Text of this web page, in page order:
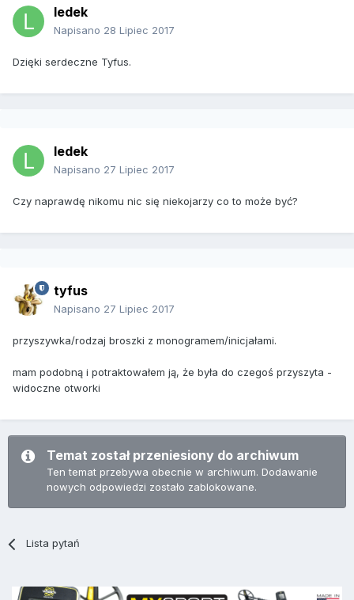
ledek
Napisano 28 Lipiec 2017
Dzięki serdeczne Tyfus.
ledek
Napisano 27 Lipiec 2017
Czy naprawdę nikomu nic się niekojarzy co to może być?
tyfus
Napisano 27 Lipiec 2017
przyszywka/rodzaj broszki z monogramem/inicjałami.
mam podobną i potraktowałem ją, że była do czegoś przyszyta -
widoczne otworki
Temat został przeniesiony do archiwum
Ten temat przebywa obecnie w archiwum. Dodawanie
nowych odpowiedzi zostało zablokowane.
Lista pytań